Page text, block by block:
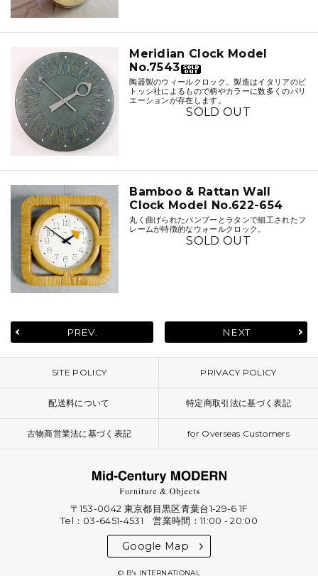
Meridian Clock Model
No.7543
陶器製のウィールクロック。製造はイタリアのビ
トッシ社によるもので柄やカラーに数多くのバリ
エーションが存在します。
SOLD OUT
Bamboo & Rattan Wall
Clock Model No.622-654
丸く曲げられたバンブーとラタンで細工されたフ
レームが特徴的なウォールクロック。
SOLD OUT
PREV. NEXT
SITE POLICY PRIVACY POLICY
配送料について 特定商取引法に基づく表記
古物商営業法に基づく表記 for Overseas Customers
〒153-0042 東京都目黒区青葉台1-29-6 1F
Tel：03-6451-4531 営業時間：11:00 - 20:00
Google Map
© B's INTERNATIONAL